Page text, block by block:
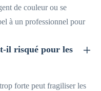
de couleur ou se
à un professionnel pour
il risqué pour les
forte peut fragiliser les